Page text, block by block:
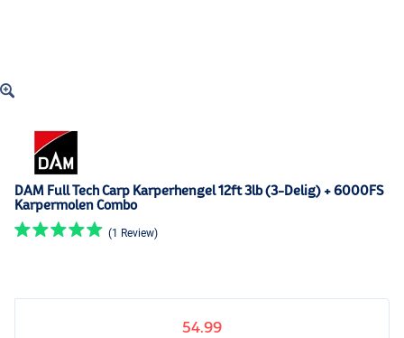
DAM Full Tech Carp Karperhengel 12ft 3lb (3-Delig) + 6000FS
Karpermolen Combo
(1 Review)
54.99